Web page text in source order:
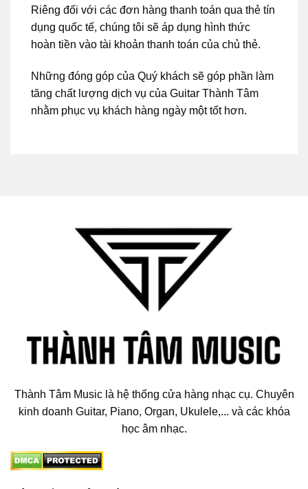
Riêng đối với các đơn hàng thanh toán qua thẻ tín
dụng quốc tế, chúng tôi sẽ áp dụng hình thức
hoàn tiền vào tài khoản thanh toán của chủ thẻ.
Những đóng góp của Quý khách sẽ góp phần làm
tăng chất lượng dịch vụ của Guitar Thành Tâm
nhằm phục vụ khách hàng ngày một tốt hơn.
Thành Tâm Music là hệ thống cửa hàng nhạc cụ. Chuyên
kinh doanh Guitar, Piano, Organ, Ukulele,... và các khóa
học âm nhạc.